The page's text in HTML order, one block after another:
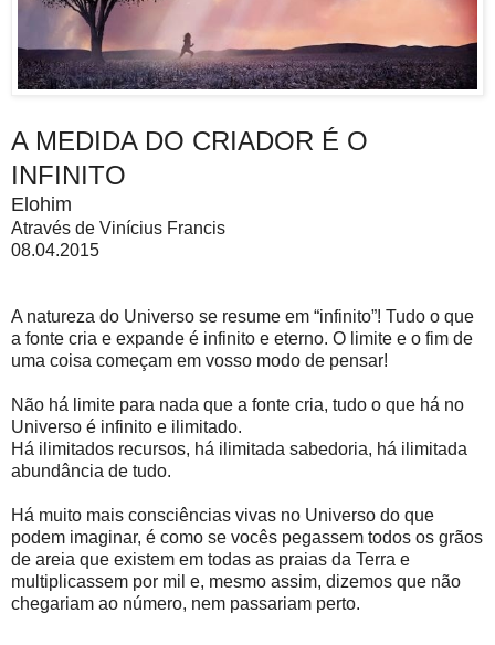
A MEDIDA DO CRIADOR É O
INFINITO
Elohim
Através de Vinícius Francis
08.04.2015
A natureza do Universo se resume em “infinito”! Tudo o que
a fonte cria e expande é infinito e eterno. O limite e o fim de
uma coisa começam em vosso modo de pensar!
Não há limite para nada que a fonte cria, tudo o que há no
Universo é infinito e ilimitado.
Há ilimitados recursos, há ilimitada sabedoria, há ilimitada
abundância de tudo.
Há muito mais consciências vivas no Universo do que
podem imaginar, é como se vocês pegassem todos os grãos
de areia que existem em todas as praias da Terra e
multiplicassem por mil e, mesmo assim, dizemos que não
chegariam ao número, nem passariam perto.